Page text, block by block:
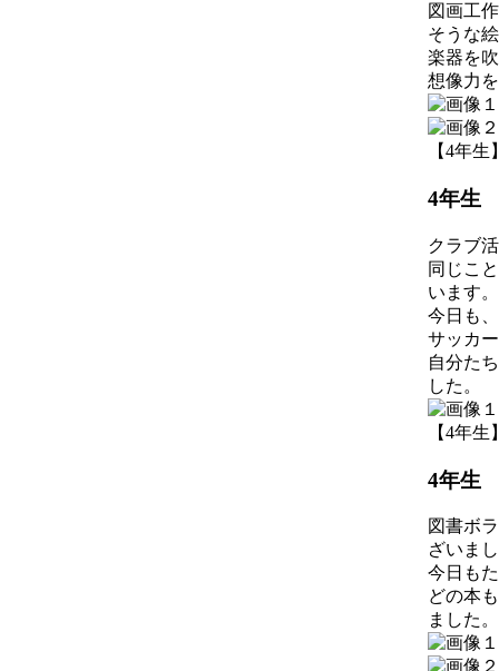
図画工
そうな
楽器を
想像力
【4年生
4年生
クラブ
同じこ
います。
今日も
サッカ
自分た
した。
【4年生
4年生
図書ボ
ざいま
今日も
どの本
ました。